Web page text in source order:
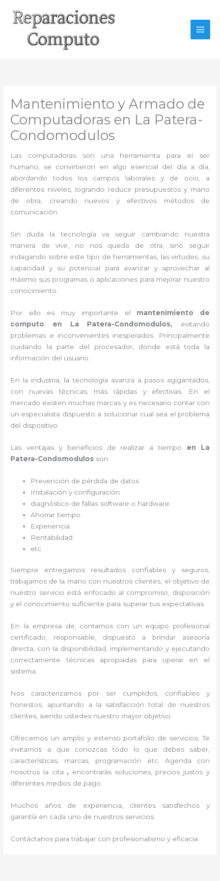
contenido
Mantenimiento y Armado de
Computadoras en La Patera-
Condomodulos
Las computadoras son una herramienta para el ser
humano, se convirtieron en algo esencial del día a día,
abordando todos los campos laborales y de ocio, a
diferentes niveles, logrando reducir presupuestos y mano
de obra, creando nuevos y efectivos métodos de
comunicación.
Sin duda la tecnología va seguir cambiando nuestra
manera de vivir, no nos queda de otra, sino seguir
indagando sobre este tipo de herramientas, las virtudes, su
capacidad y su potencial para avanzar y aprovechar al
máximo sus programas o aplicaciones para mejorar nuestro
conocimiento.
Por ello es muy importante el mantenimiento de
computo en La Patera-Condomodulos, evitando
problemas e inconvenientes inesperados. Principalmente
cuidando la parte del procesador, donde está toda la
información del usuario.
En la industria, la tecnología avanza a pasos agigantados,
con nuevas técnicas, más rápidas y efectivas . En el
mercado existen muchas marcas y es necesario contar con
un especialista dispuesto a solucionar cual sea el problema
del dispositivo.
Las ventajas y beneficios de realizar a tiempo en La
Patera-Condomodulos son:
Prevención de pérdida de datos
Instalación y configuración
diagnóstico de fallas software o hardware
Ahorrar tiempo
Experiencia
Rentabilidad
etc
Siempre entregamos resultados confiables y seguros,
trabajamos de la mano con nuestros clientes, el objetivo de
nuestro servicio está enfocado al compromiso, disposición
y el conocimiento suficiente para superar tus expectativas.
En la empresa de , contamos con un equipo profesional
certificado, responsable, dispuesto a brindar asesoría
directa, con la disponibilidad, implementando y ejecutando
correctamente técnicas apropiadas para operar en el
sistema.
Nos caracterizamos por ser cumplidos, confiables y
honestos, apuntando a la satisfacción total de nuestros
clientes, siendo ustedes nuestro mayor objetivo.
Ofrecemos un amplio y extenso portafolio de servicios. Te
invitamos a que conozcas todo lo que debes saber,
características, marcas, programación etc. Agenda con
nosotros la cita , encontrarás soluciones, precios justos y
diferentes medios de pago.
Muchos años de experiencia, clientes satisfechos y
garantía en cada uno de nuestros servicios.
Contáctanos para trabajar con profesionalismo y eficacia.